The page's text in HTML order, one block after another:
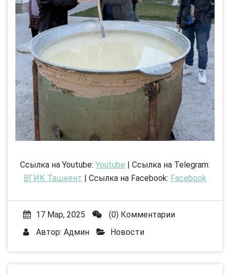
Ссылка на Youtube: Youtube | Ссылка на Telegram:
ВГИК Ташкент | Ссылка на Facebook: Facebook
17 Мар, 2025
(0) Комментарии
Автор: Админ Новости